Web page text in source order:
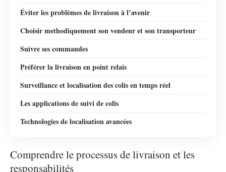
Éviter les problèmes de livraison à l’avenir
Choisir methodiquement son vendeur et son transporteur
Suivre ses commandes
Préférer la livraison en point relais
Surveillance et localisation des colis en temps réel
Les applications de suivi de colis
Technologies de localisation avancées
Comprendre le processus de livraison et les
responsabilités